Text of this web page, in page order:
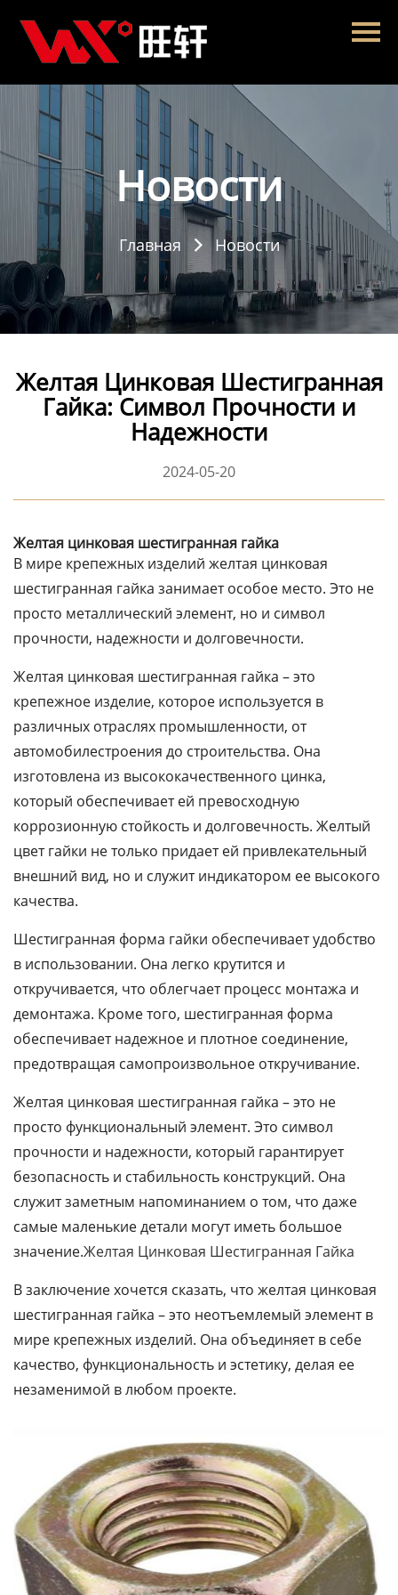
Главная
Продукция
Новости
О нас
Контакты Новости
Главная  Новости
Желтая Цинковая Шестигранная
Гайка: Символ Прочности и
Надежности
2024-05-20
Желтая цинковая шестигранная гайка
В мире крепежных изделий желтая цинковая
шестигранная гайка занимает особое место. Это не
просто металлический элемент, но и символ
прочности, надежности и долговечности.
Желтая цинковая шестигранная гайка – это
крепежное изделие, которое используется в
различных отраслях промышленности, от
автомобилестроения до строительства. Она
изготовлена из высококачественного цинка,
который обеспечивает ей превосходную
коррозионную стойкость и долговечность. Желтый
цвет гайки не только придает ей привлекательный
внешний вид, но и служит индикатором ее высокого
качества.
Шестигранная форма гайки обеспечивает удобство
в использовании. Она легко крутится и
откручивается, что облегчает процесс монтажа и
демонтажа. Кроме того, шестигранная форма
обеспечивает надежное и плотное соединение,
предотвращая самопроизвольное откручивание.
Желтая цинковая шестигранная гайка – это не
просто функциональный элемент. Это символ
прочности и надежности, который гарантирует
безопасность и стабильность конструкций. Она
служит заметным напоминанием о том, что даже
самые маленькие детали могут иметь большое
значение.Желтая Цинковая Шестигранная Гайка
В заключение хочется сказать, что желтая цинковая
шестигранная гайка – это неотъемлемый элемент в
мире крепежных изделий. Она объединяет в себе
качество, функциональность и эстетику, делая ее
незаменимой в любом проекте.